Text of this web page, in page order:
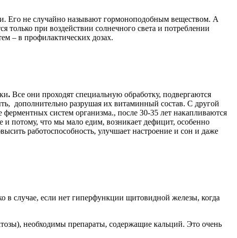
Его не случайно называют гормоноподобным веществом. А
только при воздействии солнечного света и потреблении
– в профилактических дозах.
. Все они проходят специальную обработку, подвергаются
дополнительно разрушая их витаминный состав. С другой
систем организма., после 30-35 лет накапливаются
и потому, что мы мало едим, возникает дефицит, особенно
работоспособность, улучшает настроение и сон и даже
в случае, если нет гиперфункции щитовидной железы, когда
необходимы препараты, содержащие кальций. Это очень